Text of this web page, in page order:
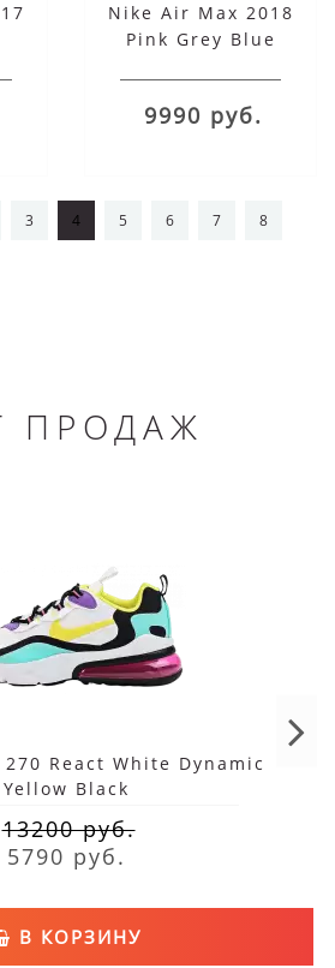
Nike Air Max 2018
Pink Grey Blue
9990 руб.
3 4 5 6 7 8
ПРОДАЖ
React White Dynamic
Yellow Black
13200 руб.
5790 руб.
В КОРЗИНУ